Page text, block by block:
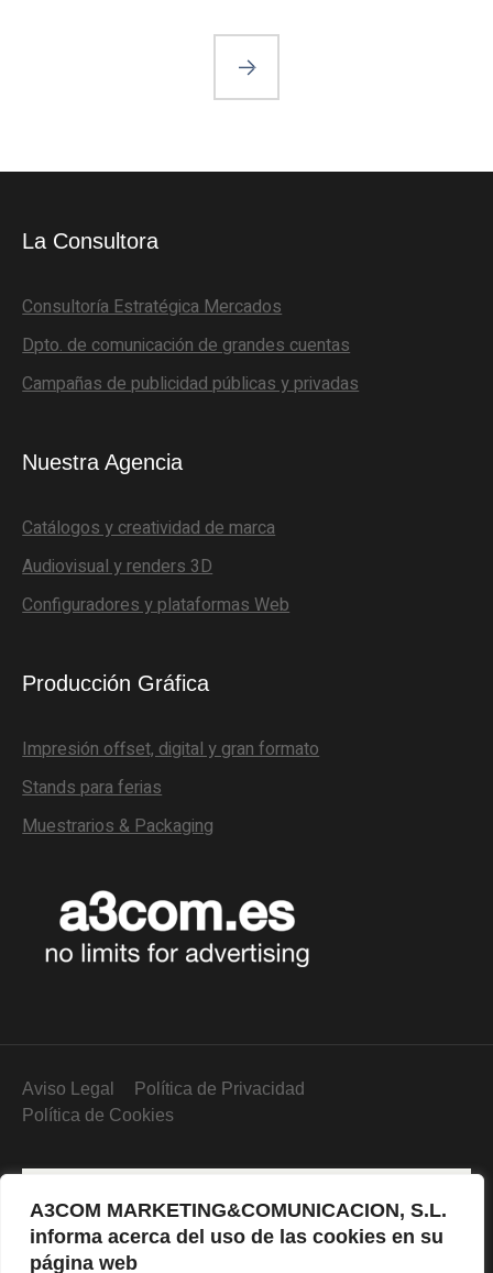
A3COM MARKETING&COMUNICACION, S.L.
informa acerca del uso de las cookies en su
página web
La Consultora
Consultoría Estratégica Mercados
Dpto. de comunicación de grandes cuentas
Campañas de publicidad públicas y privadas
Nuestra Agencia
Catálogos y creatividad de marca
Audiovisual y renders 3D
Configuradores y plataformas Web
Producción Gráfica
Impresión offset, digital y gran formato
Stands para ferias
Muestrarios & Packaging
Aviso Legal
Política de Privacidad
Política de Cookies